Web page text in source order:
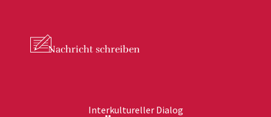
Nachricht schreiben
Interkultureller Dialog